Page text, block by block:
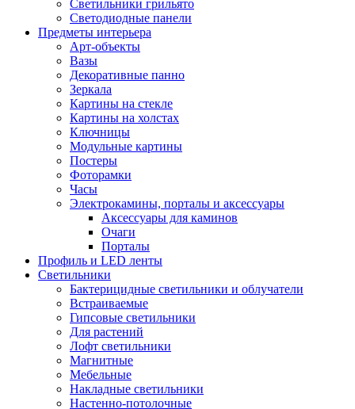
Светильники грильято
Светодиодные панели
Предметы интерьера
Арт-объекты
Вазы
Декоративные панно
Зеркала
Картины на стекле
Картины на холстах
Ключницы
Модульные картины
Постеры
Фоторамки
Часы
Электрокамины, порталы и аксессуары
Аксессуары для каминов
Очаги
Порталы
Профиль и LED ленты
Светильники
Бактерицидные светильники и облучатели
Встраиваемые
Гипсовые светильники
Для растений
Лофт светильники
Магнитные
Мебельные
Накладные светильники
Настенно-потолочные